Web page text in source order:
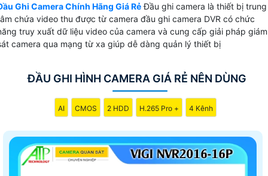
Ghi Camera Chính Hãng Giá RẻĐầu ghi camera là thiết bị trung
chứa video thu được từ camera đầu ghi camera DVR có chức
truy xuất dữ liệu video của camera và cung cấp giải pháp giám
camera qua mạng từ xa giúp dễ dàng quản lý thiết bị
ĐẦU GHI HÌNH CAMERA GIÁ RẺ NÊN DÙNG
AI CMOS 2 HDD H.265 Pro + 4 Kênh